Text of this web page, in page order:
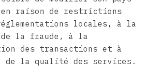
raison de restrictions
locales, à la
de la fraude, à la
des transactions et à
de la qualité des services.